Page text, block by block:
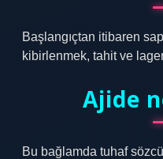
Başlangıçtan itibaren
kibirlenmek, tahit ve
Ajide
Bu bağlamda tuhaf